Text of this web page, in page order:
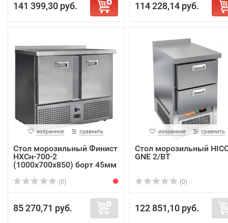
141 399,30 руб. 114 228,14 руб.
избранное сравнить
Стол морозильный Финист
НХСн-700-2
(1000х700х850) борт 45мм
(0)
85 270,71 руб.
избранное сравнить
Стол морозильный
GNE 2/BT
(0)
122 851,10 руб.